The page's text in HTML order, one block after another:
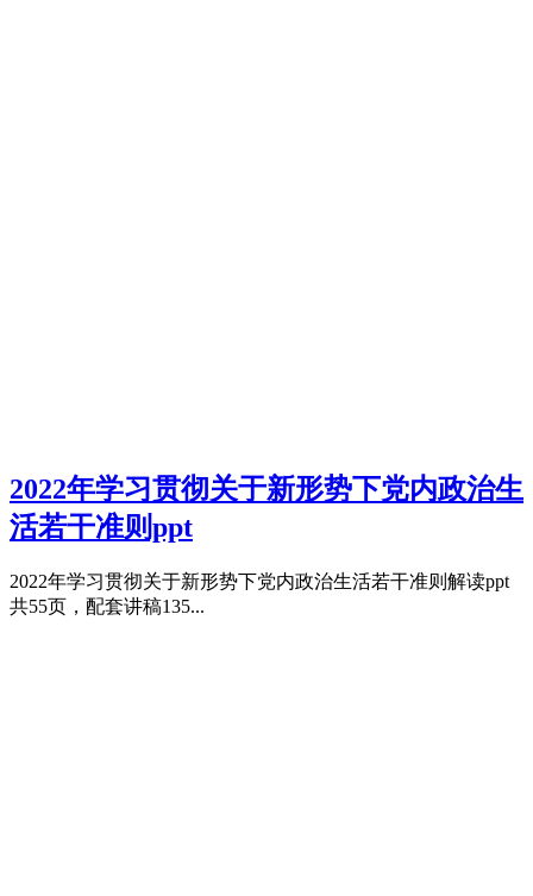
2022年学习贯彻关于新形势下党内政治生
活若干准则ppt
2022年学习贯彻关于新形势下党内政治生活若干准则解读ppt
共55页，配套讲稿135...